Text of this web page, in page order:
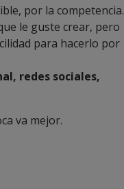
por la competencia.
le guste crear, pero
para hacerlo por
redes sociales,
va mejor.